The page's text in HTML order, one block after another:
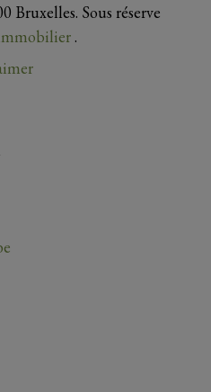
Bruxelles. Sous réserve
.